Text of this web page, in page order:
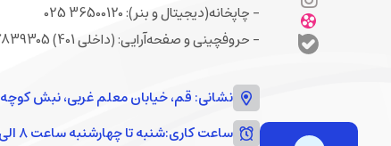
- چاپخانه(دیجیتال و بنر): 36500120 025
- حروفچینی و صفحه‌‌آرایی: (داخلی 401) 37839305 025
نشانی: قم، خیابان معلم غربی، نبش کوچه 18
ساعت کاری:شنبه تا چهارشنبه ساعت ۸ الی ۱۸